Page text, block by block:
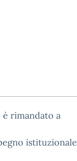
è rimandato a
istituzionale